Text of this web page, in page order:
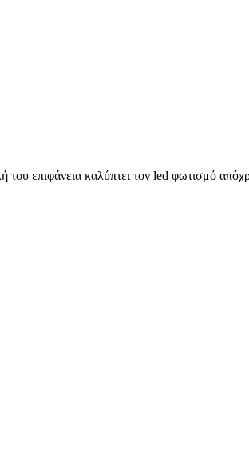
του επιφάνεια καλύπτει τον led φωτισμό